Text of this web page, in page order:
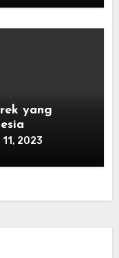
yang
11, 2023